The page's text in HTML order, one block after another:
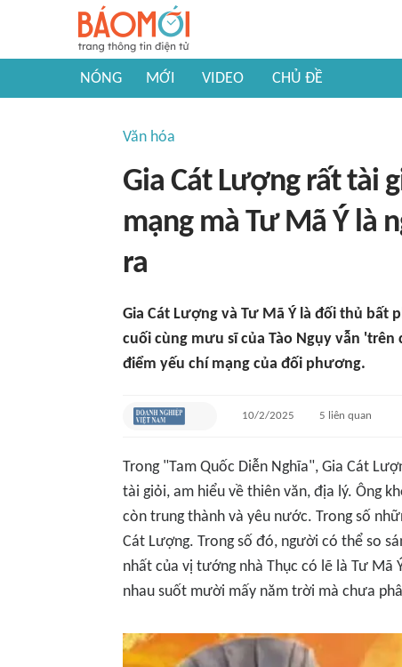
NÓNG MỚI VIDEO CHỦ ĐỀ
Văn hóa
Gia Cát Lượng rất tài
mạng mà Tư Mã Ý là
ra
Gia Cát Lượng và Tư Mã Ý là đối thủ
cuối cùng mưu sĩ của Tào Ngụy vẫn
điểm yếu chí mạng của đối phương.
10/2/2025 5 liên quan
Trong "Tam Quốc Diễn Nghĩa", Gia Cát
tài giỏi, am hiểu về thiên văn, địa lý. Ông
còn trung thành và yêu nước. Trong số
Cát Lượng. Trong số đó, người có thể so
nhất của vị tướng nhà Thục có lẽ là Tư Mã
nhau suốt mười mấy năm trời mà chưa